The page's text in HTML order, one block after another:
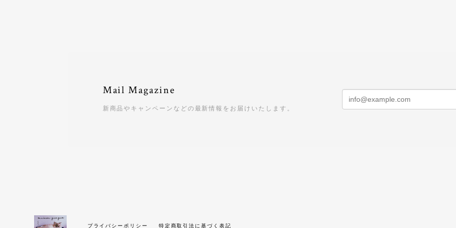
Mail Magazine
新商品やキャンペーンなどの最新情報をお届けいたします。
プライバシーポリシー 特定商取引法に基づく表記